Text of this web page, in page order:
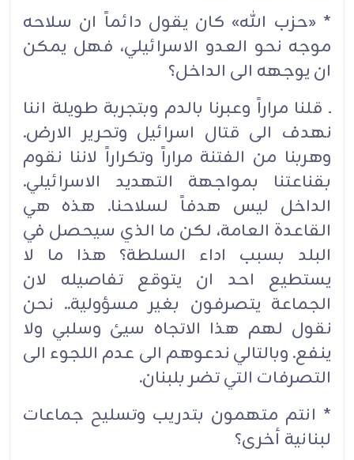
* «حزب الله» كان يقول دائماً ان سلاحه
موجه نحو العدو الاسرائيلي، فهل يمكن
ان يوجهه الى الداخل؟
ـ قلنا مراراً وعبرنا بالدم وبتجربة طويلة اننا
نهدف الى قتال اسرائيل وتحرير الارض.
وهربنا من الفتنة مراراً وتكراراً لاننا نقوم
بقناعتنا بمواجهة التهديد الاسرائيلي.
الداخل ليس هدفاً لسلاحنا. هذه هي
القاعدة العامة، لكن ما الذي سيحصل في
البلد بسبب اداء السلطة؟ هذا ما لا
يستطيع احد ان يتوقع تفاصيله لان
الجماعة يتصرفون بغير مسؤولية.. نحن
نقول لهم هذا الاتجاه سيئ وسلبي ولا
ينفع. وبالتالي ندعوهم الى عدم اللجوء الى
التصرفات التي تضر بلبنان.
* انتم متهمون بتدريب وتسليح جماعات
لبنانية أخرى؟